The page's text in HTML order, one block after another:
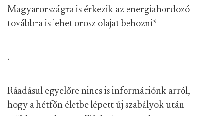
Magyarországra is érkezik az energiahordozó –
továbbra is lehet orosz olajat behozni*
.
Ráadásul egyelőre nincs is információnk arról,
hogy a hétfőn életbe lépett új szabályok után